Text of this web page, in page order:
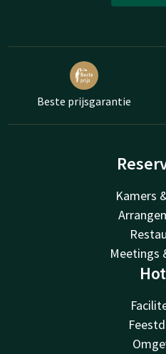
Beste prijsgarantie
Kamers
Meetings